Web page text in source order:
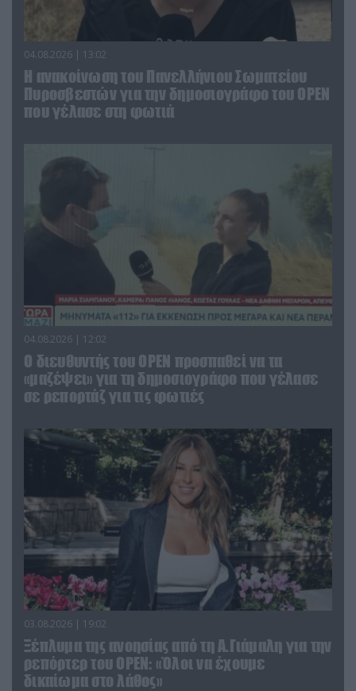
04.08.2026 | 13:02
Η ανακοίνωση του Πανελλήνιου Σωματείου
Πυροσβεστών για την δημοσιογράφο του OPEN
που γέλασε στη φωτιά
04.08.2026 | 12:02
O διευθυντής του OPEN προσπαθεί να τα
«μαζέψει» για τη δημοσιογράφο που γέλασε
σε ρεπορτάζ για τις φωτιές
03.08.2026 | 19:02
Ξέπλυμα της ανοησίας από τη Α.Γιάμαλη για την
ρεπόρτερ του ΟΡΕΝ: «Όλοι να έχουμε
δικαίωμα στο λάθος»